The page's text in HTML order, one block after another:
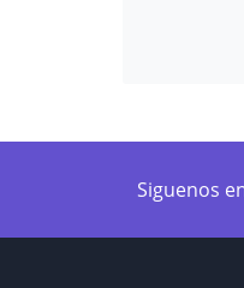
Siguenos